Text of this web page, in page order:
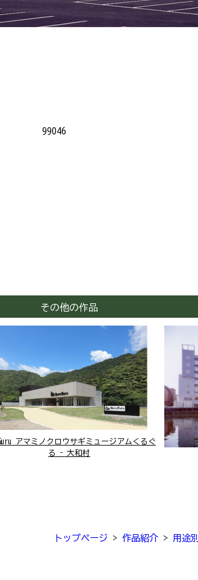
99046
その他の作品
アマミノクロウサギミュージアムくるぐ
る – 大和村
トップページ > 作品紹介 > 用途別